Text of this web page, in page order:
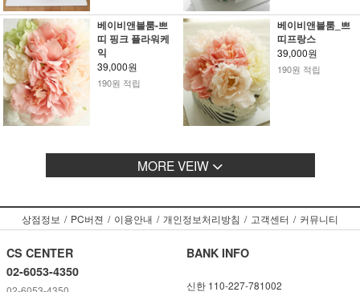
베이비앤블룸-쁘
띠 핑크 플라워케
익
39,000원
190원 적립
베이비앤블룸_쁘
띠프랑스
39,000원
190원 적립
MORE VEIW
상점정보 / PC버젼 / 이용안내 / 개인정보처리방침 / 고객센터 / 커뮤니티
CS CENTER
02-6053-4350
BANK INFO
신한 110-227-781002